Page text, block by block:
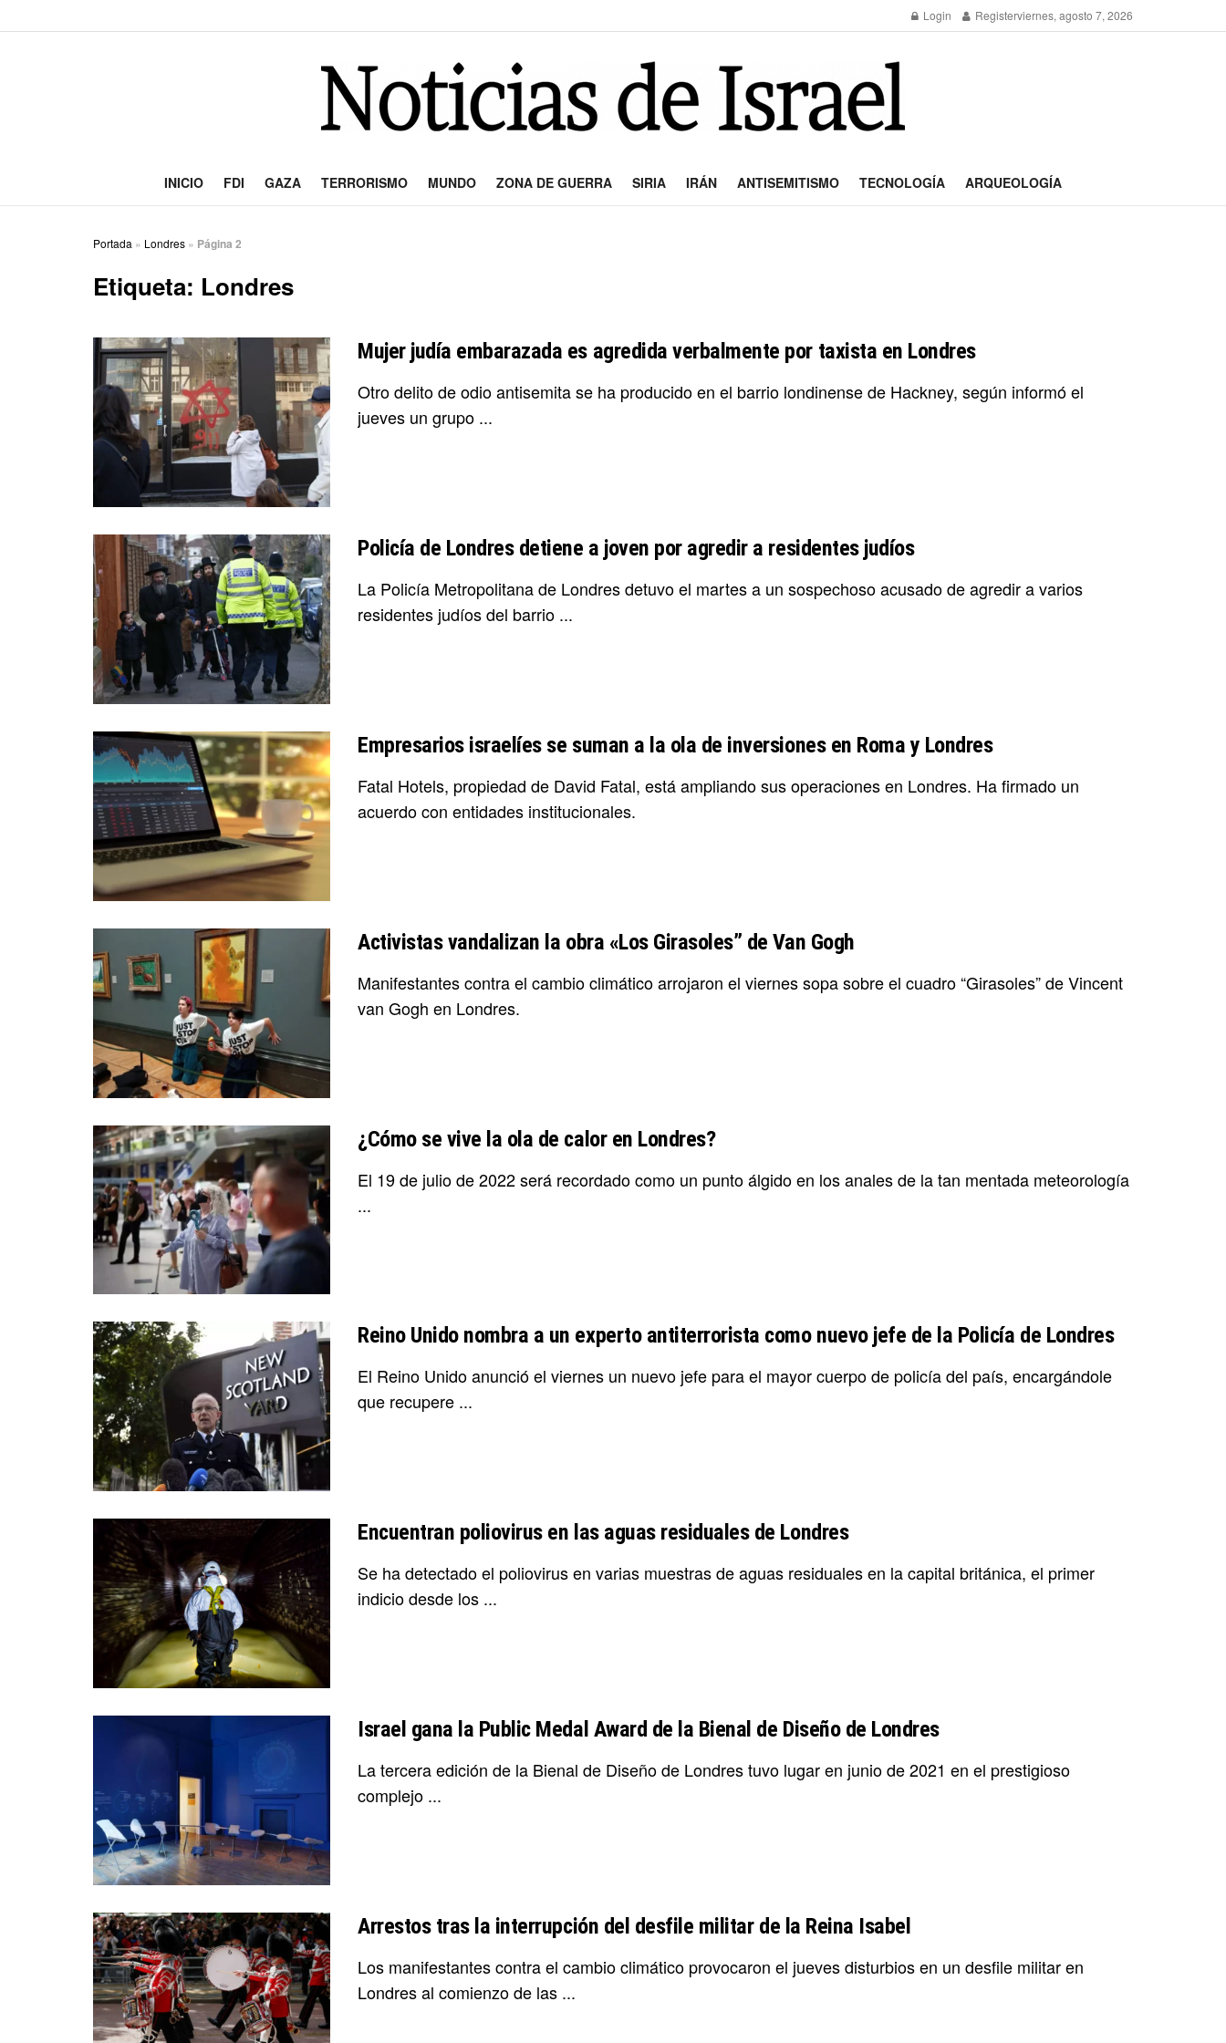
Login Registerviernes, agosto 7, 2026
INICIO FDI GAZA TERRORISMO MUNDO ZONA DE GUERRA SIRIA IRÁN ANTISEMITISMO TECNOLOGÍA ARQUEOLOGÍA
Portada » Londres » Página 2
Etiqueta: Londres
Mujer judía embarazada es agredida verbalmente por taxista en Londres
Otro delito de odio antisemita se ha producido en el barrio londinense de Hackney, según informó el
jueves un grupo ...
Policía de Londres detiene a joven por agredir a residentes judíos
La Policía Metropolitana de Londres detuvo el martes a un sospechoso acusado de agredir a varios
residentes judíos del barrio ...
Empresarios israelíes se suman a la ola de inversiones en Roma y Londres
Fatal Hotels, propiedad de David Fatal, está ampliando sus operaciones en Londres. Ha firmado un
acuerdo con entidades institucionales.
Activistas vandalizan la obra «Los Girasoles” de Van Gogh
Manifestantes contra el cambio climático arrojaron el viernes sopa sobre el cuadro “Girasoles” de Vincent
van Gogh en Londres.
¿Cómo se vive la ola de calor en Londres?
El 19 de julio de 2022 será recordado como un punto álgido en los anales de la tan mentada meteorología
...
Reino Unido nombra a un experto antiterrorista como nuevo jefe de la Policía de Londres
El Reino Unido anunció el viernes un nuevo jefe para el mayor cuerpo de policía del país, encargándole
que recupere ...
Encuentran poliovirus en las aguas residuales de Londres
Se ha detectado el poliovirus en varias muestras de aguas residuales en la capital británica, el primer
indicio desde los ...
Israel gana la Public Medal Award de la Bienal de Diseño de Londres
La tercera edición de la Bienal de Diseño de Londres tuvo lugar en junio de 2021 en el prestigioso
complejo ...
Arrestos tras la interrupción del desfile militar de la Reina Isabel
Los manifestantes contra el cambio climático provocaron el jueves disturbios en un desfile militar en
Londres al comienzo de las ...